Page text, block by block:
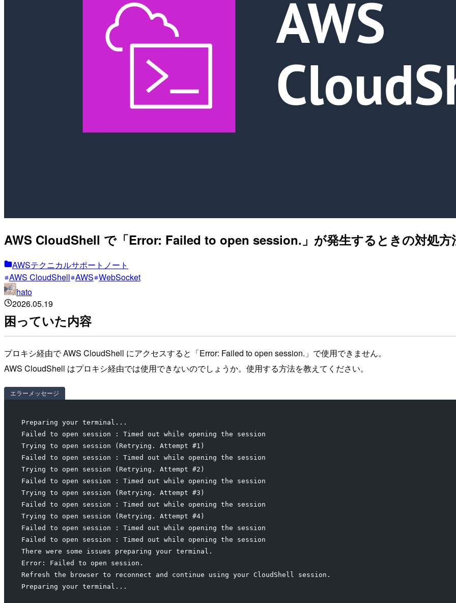
AWS CloudShell で「Error: Failed to open session.」が発生するときの対処方
AWSテクニカルサポートノート
AWS CloudShell AWS WebSocket
hato
2026.05.19
困っていた内容
プロキシ経由で AWS CloudShell にアクセスすると「Error: Failed to open session.」で使用できません。
AWS CloudShell はプロキシ経由では使用できないのでしょうか。使用する方法を教えてください。
エラーメッセージ
Preparing your terminal...
Failed to open session : Timed out while opening the session
Trying to open session (Retrying. Attempt #1)
Failed to open session : Timed out while opening the session
Trying to open session (Retrying. Attempt #2)
Failed to open session : Timed out while opening the session
Trying to open session (Retrying. Attempt #3)
Failed to open session : Timed out while opening the session
Trying to open session (Retrying. Attempt #4)
Failed to open session : Timed out while opening the session
Failed to open session : Timed out while opening the session
There were some issues preparing your terminal.
Error: Failed to open session.
Refresh the browser to reconnect and continue using your CloudShell session.
Preparing your terminal...